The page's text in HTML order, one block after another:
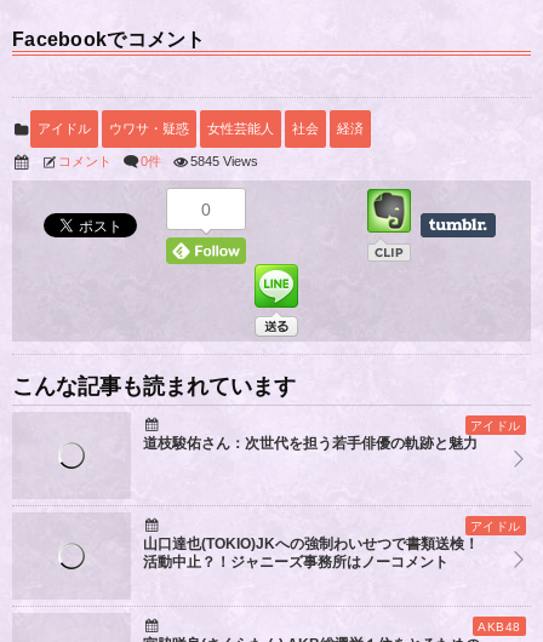
Facebookでコメント
アイドル ウワサ・疑惑 女性芸能人 社会 経済
コメント 0件 5845 Views
0
こんな記事も読まれています
アイドル
道枝駿佑さん：次世代を担う若手俳優の軌跡と魅力
アイドル
山口達也(TOKIO)JKへの強制わいせつで書類送検！
活動中止？！ジャニーズ事務所はノーコメント
AKB48